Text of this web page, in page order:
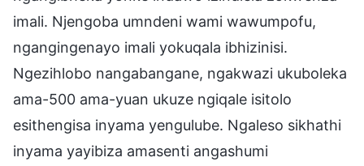
imali. Njengoba umndeni wami wawumpofu,
ngangingenayo imali yokuqala ibhizinisi.
Ngezihlobo nangabangane, ngakwazi ukuboleka
ama-500 ama-yuan ukuze ngiqale isitolo
esithengisa inyama yengulube. Ngaleso sikhathi
inyama yayibiza amasenti angashumi